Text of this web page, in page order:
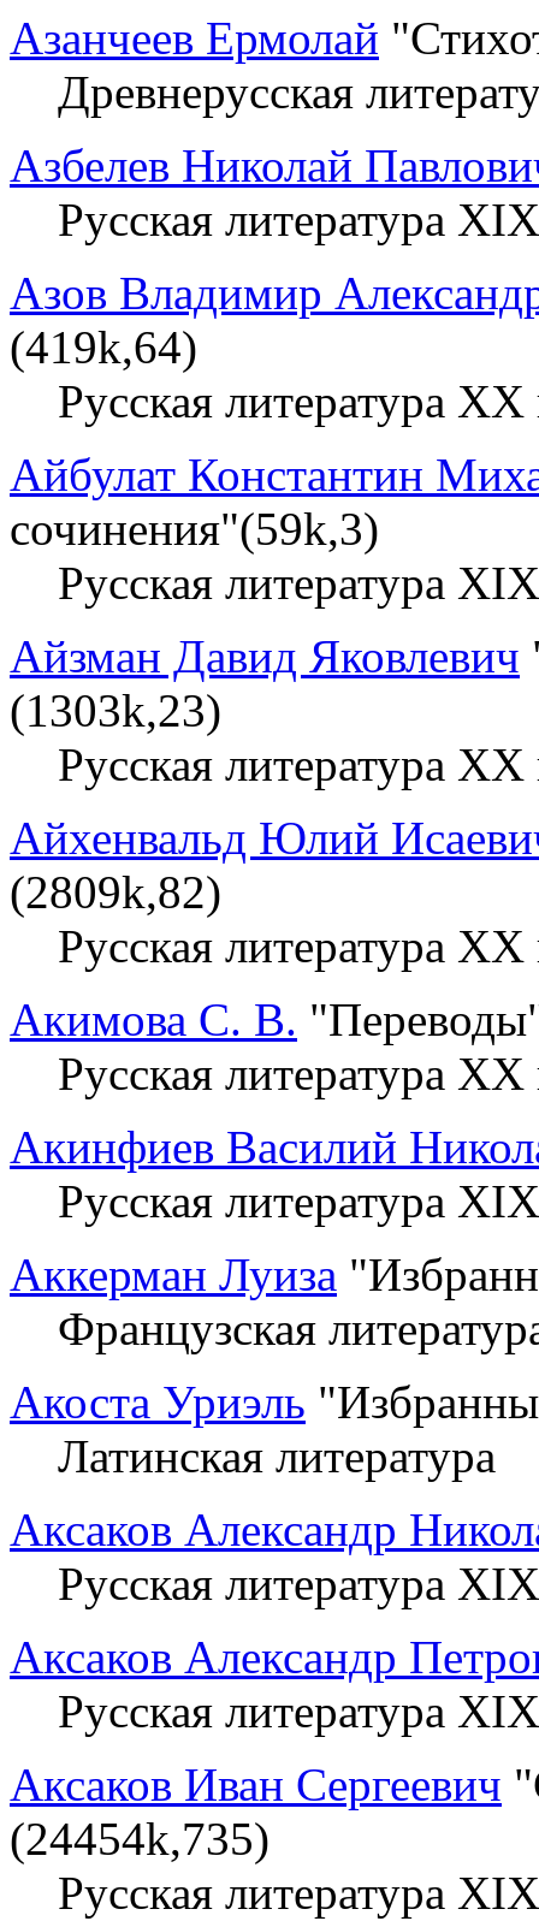
Азанчеев Ермолай
Древнерусская
Азбелев Николай
Русская литература
Азов Владимир
(419k,64)
Русская литература XX
Айбулат Константин
сочинения"(59k,3)
Русская литература
Айзман Давид Яковлевич
(1303k,23)
Русская литература XX
Айхенвальд Юлий
(2809k,82)
Русская литература XX
Акимова С. В.
Русская литература XX
Акинфиев Василий
Русская литература
Аккерман Луиза
Французская
Акоста Уриэль
Латинская литература
Аксаков Александр
Русская литература
Аксаков Александр
Русская литература
Аксаков Иван Сергеевич
(24454k,735)
Русская литература